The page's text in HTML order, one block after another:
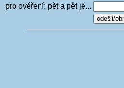
pro ověření: pět a pět je...